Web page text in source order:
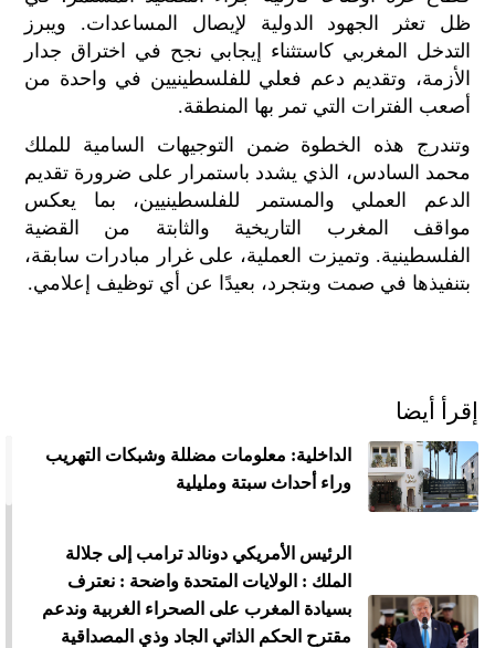
ظل تعثر الجهود الدولية لإيصال المساعدات. ويبرز
التدخل المغربي كاستثناء إيجابي نجح في اختراق جدار
الأزمة، وتقديم دعم فعلي للفلسطينيين في واحدة من
أصعب الفترات التي تمر بها المنطقة.
وتندرج هذه الخطوة ضمن التوجيهات السامية للملك
محمد السادس، الذي يشدد باستمرار على ضرورة تقديم
الدعم العملي والمستمر للفلسطينيين، بما يعكس
مواقف المغرب التاريخية والثابتة من القضية
الفلسطينية. وتميزت العملية، على غرار مبادرات سابقة،
بتنفيذها في صمت وبتجرد، بعيدًا عن أي توظيف إعلامي.
إقرأ أيضا
الداخلية: معلومات مضللة وشبكات التهريب
وراء أحداث سبتة ومليلية
الرئيس الأمريكي دونالد ترامب إلى جلالة
الملك : الولايات المتحدة واضحة : نعترف
بسيادة المغرب على الصحراء الغربية وندعم
مقترح الحكم الذاتي الجاد وذي المصداقية